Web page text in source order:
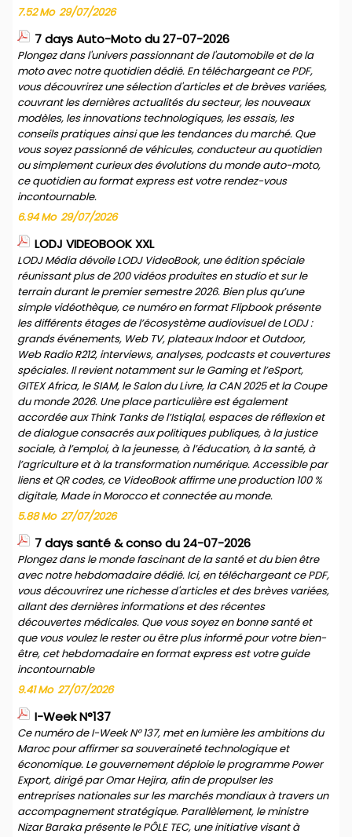
7.52 Mo 29/07/2026
7 days Auto-Moto du 27-07-2026
Plongez dans l'univers passionnant de l'automobile et de la
moto avec notre quotidien dédié. En téléchargeant ce PDF,
vous découvrirez une sélection d'articles et de brèves variées,
couvrant les dernières actualités du secteur, les nouveaux
modèles, les innovations technologiques, les essais, les
conseils pratiques ainsi que les tendances du marché. Que
vous soyez passionné de véhicules, conducteur au quotidien
ou simplement curieux des évolutions du monde auto-moto,
ce quotidien au format express est votre rendez-vous
incontournable.
6.94 Mo 29/07/2026
LODJ VIDEOBOOK XXL
LODJ Média dévoile LODJ VideoBook, une édition spéciale
réunissant plus de 200 vidéos produites en studio et sur le
terrain durant le premier semestre 2026. Bien plus qu’une
simple vidéothèque, ce numéro en format Flipbook présente
les différents étages de l’écosystème audiovisuel de LODJ :
grands événements, Web TV, plateaux Indoor et Outdoor,
Web Radio R212, interviews, analyses, podcasts et couvertures
spéciales. Il revient notamment sur le Gaming et l’eSport,
GITEX Africa, le SIAM, le Salon du Livre, la CAN 2025 et la Coupe
du monde 2026. Une place particulière est également
accordée aux Think Tanks de l’Istiqlal, espaces de réflexion et
de dialogue consacrés aux politiques publiques, à la justice
sociale, à l’emploi, à la jeunesse, à l’éducation, à la santé, à
l’agriculture et à la transformation numérique. Accessible par
liens et QR codes, ce VideoBook affirme une production 100 %
digitale, Made in Morocco et connectée au monde.
5.88 Mo 27/07/2026
7 days santé & conso du 24-07-2026
Plongez dans le monde fascinant de la santé et du bien être
avec notre hebdomadaire dédié. Ici, en téléchargeant ce PDF,
vous découvrirez une richesse d'articles et des brèves variées,
allant des dernières informations et des récentes
découvertes médicales. Que vous soyez en bonne santé et
que vous voulez le rester ou être plus informé pour votre bien-
être, cet hebdomadaire en format express est votre guide
incontournable
9.41 Mo 27/07/2026
I-Week N°137
Ce numéro de I-Week N° 137, met en lumière les ambitions du
Maroc pour affirmer sa souveraineté technologique et
économique. Le gouvernement déploie le programme Power
Export, dirigé par Omar Hejira, afin de propulser les
entreprises nationales sur les marchés mondiaux à travers un
accompagnement stratégique. Parallèlement, le ministre
Nizar Baraka présente le PÔLE TEC, une initiative visant à